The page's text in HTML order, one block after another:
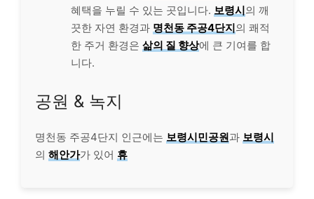
혜택을 누릴 수 있는 곳입니다. 보령시의 깨
끗한 자연 환경과 명천동 주공4단지의 쾌적
한 주거 환경은 삶의 질 향상에 큰 기여를 합
니다.
공원 & 녹지
명천동 주공4단지 인근에는 보령시민공원과 보령시
의 해안가가 있어 휴